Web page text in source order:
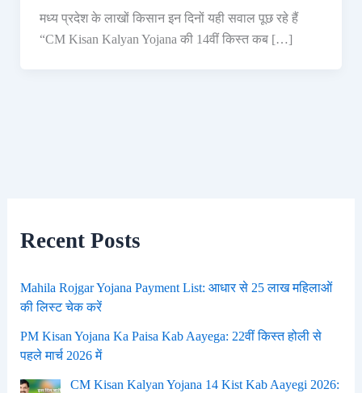
मध्य प्रदेश के लाखों किसान इन दिनों यही सवाल पूछ रहे हैं
“CM Kisan Kalyan Yojana की 14वीं किस्त कब […]
Recent Posts
Mahila Rojgar Yojana Payment List: आधार से 25 लाख महिलाओं
की लिस्ट चेक करें
PM Kisan Yojana Ka Paisa Kab Aayega: 22वीं किस्त होली से
पहले मार्च 2026 में
CM Kisan Kalyan Yojana 14 Kist Kab Aayegi 2026: